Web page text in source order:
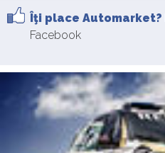
Îţi place Automarket?
Facebook